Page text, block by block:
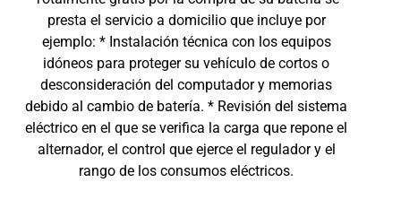
presta el servicio a domicilio que incluye por
ejemplo: * Instalación técnica con los equipos
idóneos para proteger su vehículo de cortos o
desconsideración del computador y memorias
debido al cambio de batería. * Revisión del sistema
eléctrico en el que se verifica la carga que repone el
alternador, el control que ejerce el regulador y el
rango de los consumos eléctricos.